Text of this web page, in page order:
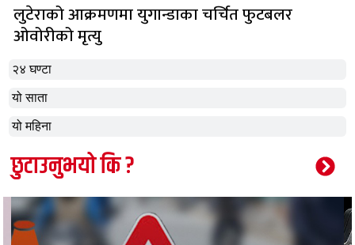
२४ घण्टा
यो साता
यो महिना
लुटेराको आक्रमणमा युगान्डाका चर्चित फुटबलर
ओवोरीको मृत्यु
छुटाउनुभयो कि ?